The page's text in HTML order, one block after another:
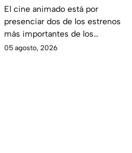
gran enfrentamiento
en taquilla del 2027
El cine animado está por
presenciar dos de los estrenos
más importantes de los
últimos años.
05 agosto, 2026